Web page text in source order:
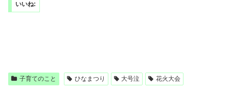
いいね:
子育てのこと ひなまつり 大号泣 花火大会